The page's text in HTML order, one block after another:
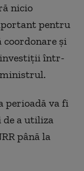
nicio
pentru
coordonare și
într-
perioadă va fi
de a utiliza
până la